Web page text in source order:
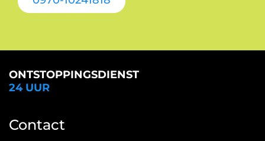
ONTSTOPPINGSDIENST
24 UUR
Contact